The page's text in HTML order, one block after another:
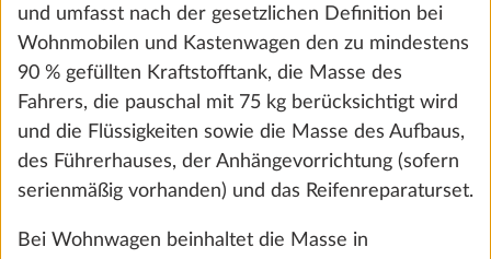
MENÜ
Startseite PRESTIGE VAN First Edition
PRESTIGE VAN FIRST
EDITION640 ET
und umfasst nach der gesetzlichen Definition bei
Wohnmobilen und Kastenwagen den zu mindestens
90 % gefüllten Kraftstofftank, die Masse des
Fahrers, die pauschal mit 75 kg berücksichtigt wird
und die Flüssigkeiten sowie die Masse des Aufbaus,
des Führerhauses, der Anhängevorrichtung (sofern
serienmäßig vorhanden) und das Reifenreparaturset.
Bei Wohnwagen beinhaltet die Masse in